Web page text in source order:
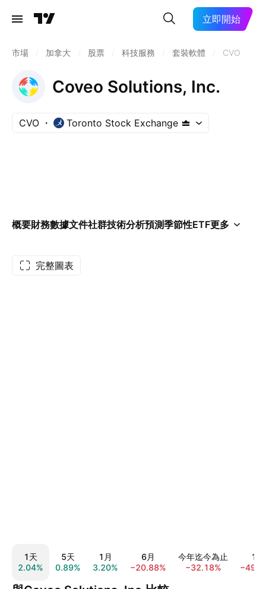
立即開始
市場 加拿大 股票 科技服務 套裝軟體 CVO
Coveo Solutions, Inc.
CVO Toronto Stock Exchange
概要財務數據文件社群技術分析預測季節性ETF更多
完整圖表
1天
2.04%
5天
0.89%
1月
3.20%
6月
−20.88%
今年迄今為止
−32.18%
1年